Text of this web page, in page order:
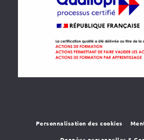
Personnalisation des cookies